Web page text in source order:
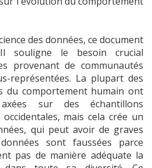
des données, ce document
souligne le besoin crucial
provenant de communautés
représentées. La plupart des
du comportement humain ont
sur des échantillons
mais cela crée un
qui peut avoir de graves
sont faussées parce
pas de manière adéquate la